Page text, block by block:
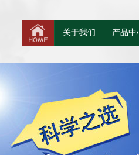
关于我们 产品中